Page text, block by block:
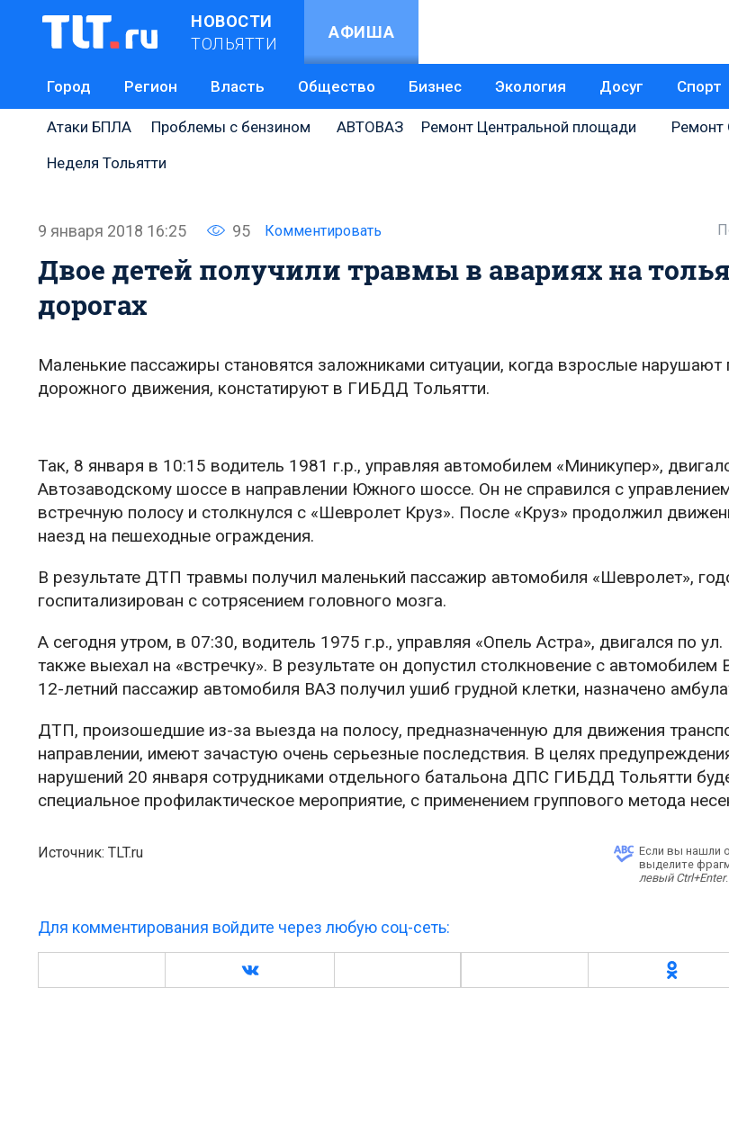
НОВОСТИ
ТОЛЬЯТТИ
АФИША
Город Регион Власть Общество Бизнес Экология Досуг Спорт
Атаки БПЛА Проблемы с бензином АВТОВАЗ Ремонт Центральной площади Ремонт
Неделя Тольятти
9 января 2018 16:25 95 Комментировать
Двое детей получили травмы в авариях на
дорогах
Маленькие пассажиры становятся заложниками ситуации, когда взрослые нарушают
дорожного движения, констатируют в ГИБДД Тольятти.
Так, 8 января в 10:15 водитель 1981 г.р., управляя автомобилем «Миникупер»,
Автозаводскому шоссе в направлении Южного шоссе. Он не справился с
встречную полосу и столкнулся с «Шевролет Круз». После «Круз» продолжил
наезд на пешеходные ограждения.
В результате ДТП травмы получил маленький пассажир автомобиля «Шевролет»,
госпитализирован с сотрясением головного мозга.
А сегодня утром, в 07:30, водитель 1975 г.р., управляя «Опель Астра», двигался по
также выехал на «встречку». В результате он допустил столкновение с
12-летний пассажир автомобиля ВАЗ получил ушиб грудной клетки, назначено
ДТП, произошедшие из-за выезда на полосу, предназначенную для движения
направлении, имеют зачастую очень серьезные последствия. В целях
нарушений 20 января сотрудниками отдельного батальона ДПС ГИБДД Тольятти
специальное профилактическое мероприятие, с применением группового метода
Источник: TLT.ru
Если вы нашли
выделите
левый Ctrl+Enter.
Для комментирования войдите через любую соц-сеть: